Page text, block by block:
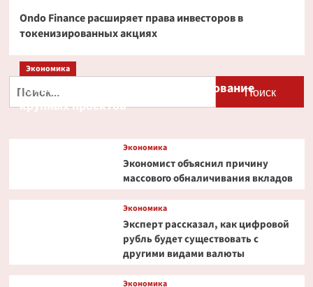
Ondo Finance расширяет права инвесторов в
токенизированных акциях
Экономика
Путин и Костин обсудили кредитование
крупных проектов
Экономика
Экономист объяснил причину
массового обналичивания вкладов
Экономика
Эксперт рассказал, как цифровой
рубль будет существовать с
другими видами валюты
Экономика